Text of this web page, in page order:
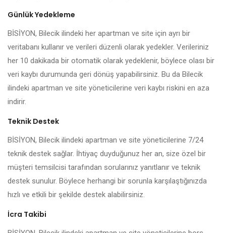
Günlük Yedekleme
BİSİYON, Bilecik ilindeki her apartman ve site için ayrı bir
veritabanı kullanır ve verileri düzenli olarak yedekler. Verileriniz
her 10 dakikada bir otomatik olarak yedeklenir, böylece olası bir
veri kaybı durumunda geri dönüş yapabilirsiniz. Bu da Bilecik
ilindeki apartman ve site yöneticilerine veri kaybı riskini en aza
indirir.
Teknik Destek
BİSİYON, Bilecik ilindeki apartman ve site yöneticilerine 7/24
teknik destek sağlar. İhtiyaç duyduğunuz her an, size özel bir
müşteri temsilcisi tarafından sorularınız yanıtlanır ve teknik
destek sunulur. Böylece herhangi bir sorunla karşılaştığınızda
hızlı ve etkili bir şekilde destek alabilirsiniz.
İcra Takibi